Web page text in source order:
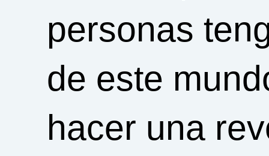
personas
de este
hacer una